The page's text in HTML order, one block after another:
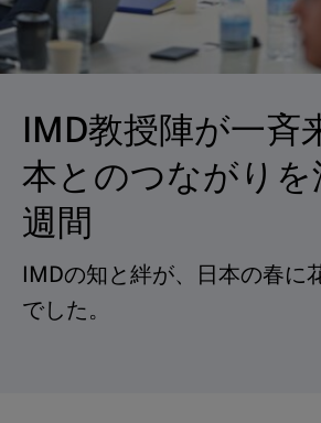
IMD教授陣が一斉
本とのつながりを
週間
IMDの知と絆が、日本の春に
でした。